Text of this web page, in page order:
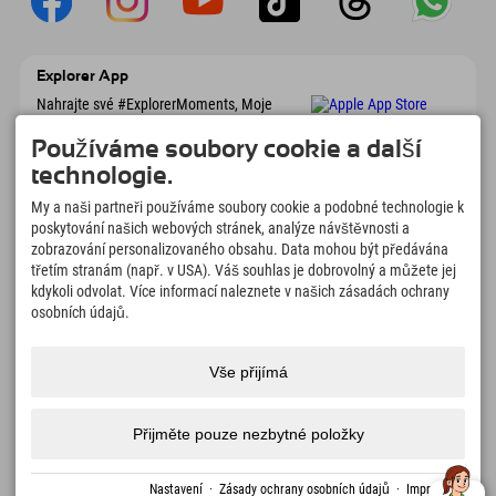
Explorer App
Nahrajte své #ExplorerMoments, Moje
seznamem míst, která chcete navštívit,
přehledem restaurací a mnoha dalšími
věcmi. Stáhněte si hned!
Čas na chvilky objevitelů
166
Horská jezera a
dobrodružné bazény
4.634km
Sjezdovky pro lyžování a
udržitelnosti místa
Čeština
Používáme soubory cookie a další
technologie.
My a naši partneři používáme soubory cookie a podobné technologie k
poskytování našich webových stránek, analýze návštěvnosti a
zobrazování personalizovaného obsahu. Data mohou být předávána
třetím stranám (např. v USA). Váš souhlas je dobrovolný a můžete jej
kdykoli odvolat. Více informací naleznete v našich zásadách ochrany
osobních údajů.
Vše přijímá
Přijměte pouze nezbytné položky
Nastavení · Zásady ochrany osobních údajů · Impressum